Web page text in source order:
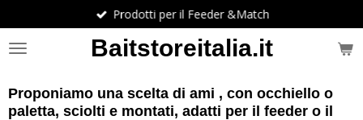
al
contenuto
Baitstoreitalia.it
Prodotti per il Feeder &Match
Proponiamo una scelta di ami , con occhiello o
paletta, sciolti e montati, adatti per il feeder o il